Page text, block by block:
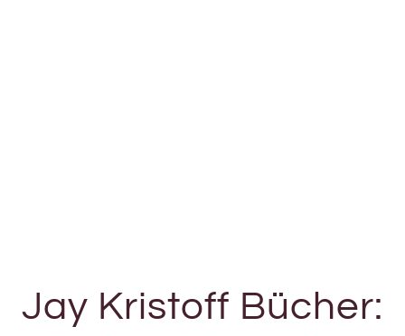
Jay Kristoff Bücher: